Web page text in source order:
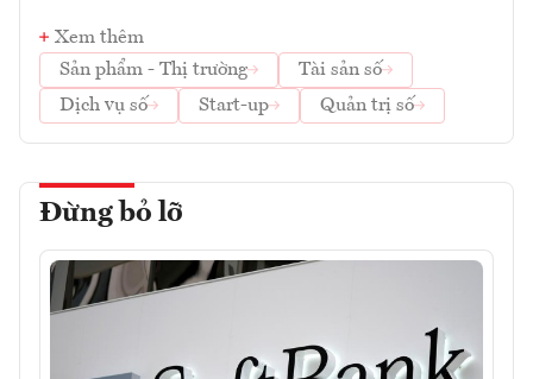
Xem thêm
Sản phẩm - Thị trường
Tài sản số
Dịch vụ số
Start-up Quản trị số
Đừng bỏ lỡ